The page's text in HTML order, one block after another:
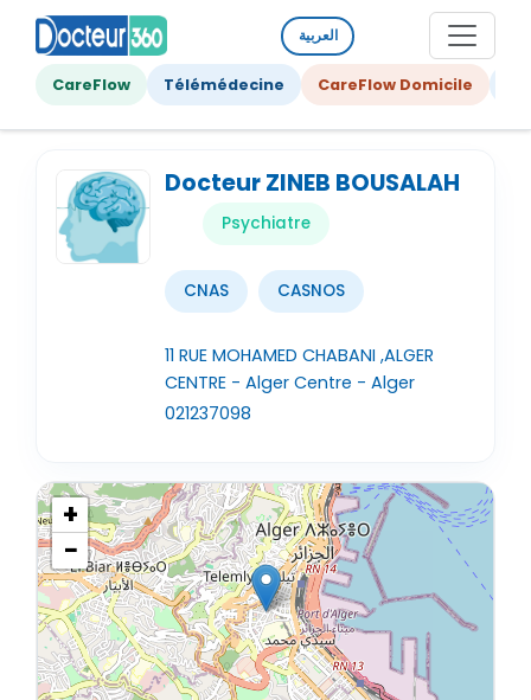
العربية
CareFlow Télémédecine CareFlow Domicile
Docteur ZINEB BOUSALAH
Psychiatre
CNAS CASNOS
11 RUE MOHAMED CHABANI ,ALGER
CENTRE - Alger Centre - Alger
021237098
+
−